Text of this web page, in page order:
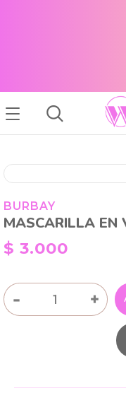
BURBAY
MASCARILLA EN
$ 3.000
-
MASCARILLA
+